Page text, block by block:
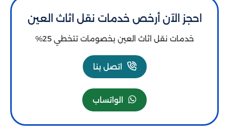
احجز الآن أرخص خدمات نقل اثاث العين
خدمات نقل اثاث العين بخصومات تتخطي 25%
اتصل بنا
الواتساب